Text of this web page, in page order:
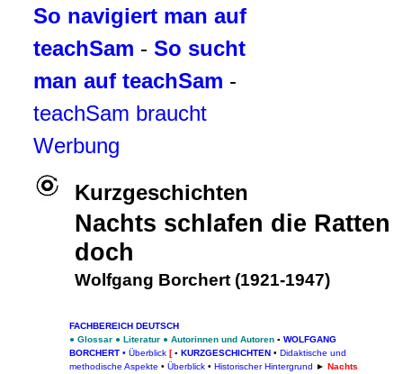
So navigiert man auf
teachSam - So sucht
man auf teachSam -
teachSam braucht
Werbung
Kurzgeschichten
Nachts schlafen die Ratten
doch
Wolfgang Borchert (1921-1947)
FACHBEREICH DEUTSCH
● Glossar ● Literatur ● Autorinnen und Autoren ▪ WOLFGANG
BORCHERT • Überblick [ ▪ KURZGESCHICHTEN • Didaktische und
methodische Aspekte • Überblick • Historischer Hintergrund ► Nachts